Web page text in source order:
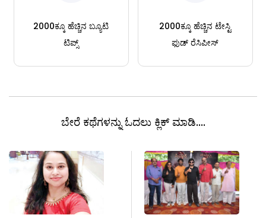
2000ಕ್ಕೂ ಹೆಚ್ಚಿನ ಬ್ಯೂಟಿ
ಟಿಪ್ಸ್
2000ಕ್ಕೂ ಹೆಚ್ಚಿನ ಟೇಸ್ಟಿ
ಫುಡ್ ರೆಸಿಪೀಸ್
ಬೇರೆ ಕಥೆಗಳನ್ನು ಓದಲು ಕ್ಲಿಕ್ ಮಾಡಿ....